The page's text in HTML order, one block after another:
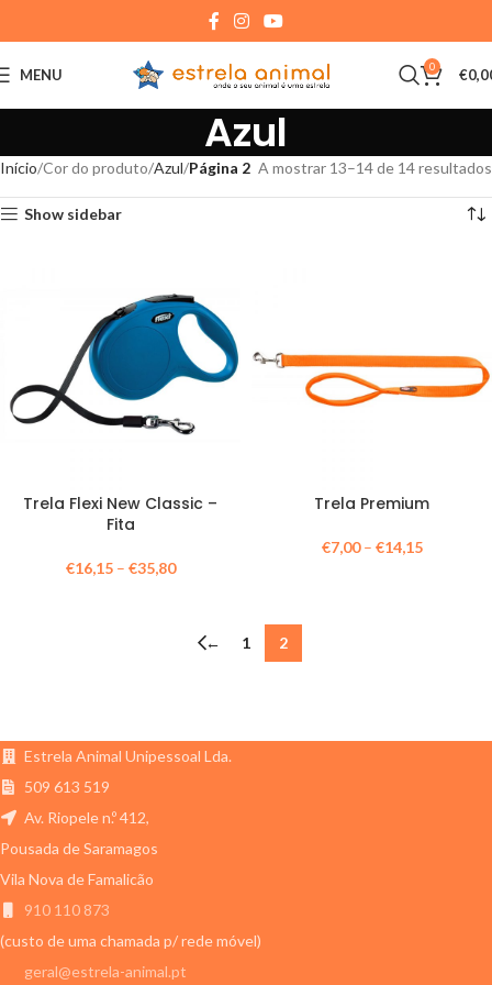
MENU 0 €
Azul
Início Cor do produto Azul Página 2 A mostrar 13–14 de 14 resultados
Show sidebar
Trela Flexi New Classic –
Fita
€16,15– €35,80
Trela Premium
€7,00– €14,15
← 1 2
Estrela Animal Unipessoal Lda.
509 613 519
Av. Riopele n.º 412,
Pousada de Saramagos
Vila Nova de Famalicão
910 110 873
(custo de uma chamada p/ rede móvel)
geral@estrela-animal.pt